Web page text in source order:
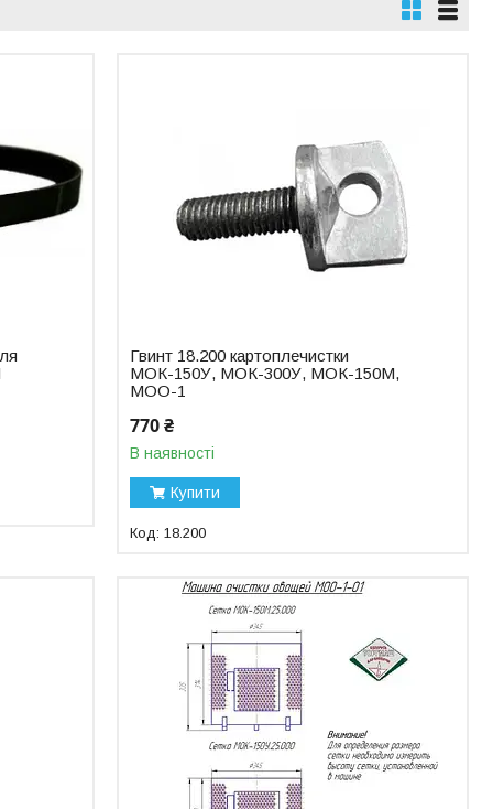
Гвинт 18.200 картоплечистки
МОК-150У, МОК-300У, МОК-150М,
МОО-1
770 ₴
В наявності
Купити
18.200